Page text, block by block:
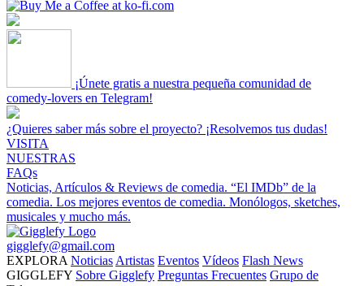
¡Únete gratis a nuestra pequeña comunidad de
comedy-lovers en Telegram!
¿Quieres saber más sobre el proyecto? ¡Resolvemos tus dudas!
VISITA
NUESTRAS
FAQs
Noticias, Artículos & Reviews de comedia. “El IMDb” de la
comedia. Los mejores eventos de comedia. Monólogos, sketches,
musicales y mucho más.
gigglefy@gmail.com
EXPLORA Noticias Artistas Eventos Vídeos Flash News
GIGGLEFY Sobre Gigglefy Preguntas Frecuentes Grupo de